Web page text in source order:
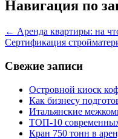
Навигация по
← Аренда квартиры: на
Сертификация
Свежие записи
Островной киоск
Как бизнесу
Итальянские
ТОП-10 современных
Кран 750 тонн в